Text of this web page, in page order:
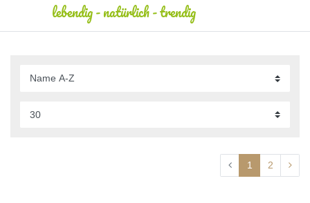
lebendig-natürlich-trendig
1 2